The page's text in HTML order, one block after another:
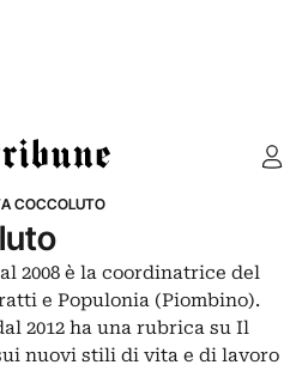
COCCOLUTO
2008 è la coordinatrice del
e Populonia (Piombino).
2012 ha una rubrica su Il
nuovi stili di vita e di lavoro